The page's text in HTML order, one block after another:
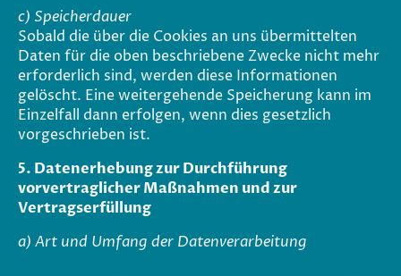
c) Speicherdauer
Sobald die über die Cookies an uns übermittelten
Daten für die oben beschriebene Zwecke nicht mehr
erforderlich sind, werden diese Informationen
gelöscht. Eine weitergehende Speicherung kann im
Einzelfall dann erfolgen, wenn dies gesetzlich
vorgeschrieben ist.
5. Datenerhebung zur Durchführung
vorvertraglicher Maßnahmen und zur
Vertragserfüllung
a) Art und Umfang der Datenverarbeitung